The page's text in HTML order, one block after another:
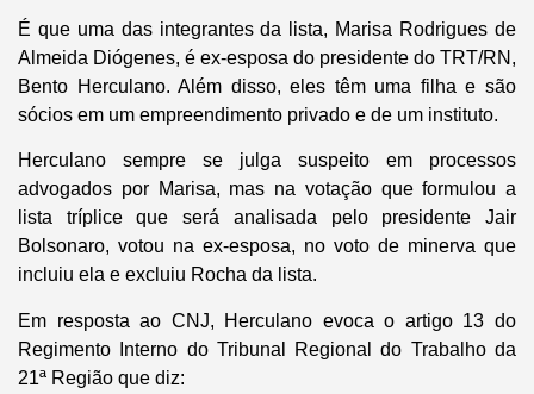
É que uma das integrantes da lista, Marisa Rodrigues de
Almeida Diógenes, é ex-esposa do presidente do TRT/RN,
Bento Herculano. Além disso, eles têm uma filha e são
sócios em um empreendimento privado e de um instituto.
Herculano sempre se julga suspeito em processos
advogados por Marisa, mas na votação que formulou a
lista tríplice que será analisada pelo presidente Jair
Bolsonaro, votou na ex-esposa, no voto de minerva que
incluiu ela e excluiu Rocha da lista.
Em resposta ao CNJ, Herculano evoca o artigo 13 do
Regimento Interno do Tribunal Regional do Trabalho da
21ª Região que diz: